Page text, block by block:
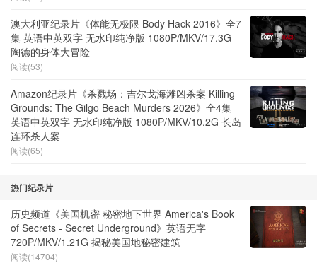
澳大利亚纪录片《体能无极限 Body Hack 2016》全7
集 英语中英双字 无水印纯净版 1080P/MKV/17.3G
陶德的身体大冒险
阅读(53)
Amazon纪录片《杀戮场：吉尔戈海滩凶杀案 Killing
Grounds: The Gilgo Beach Murders 2026》全4集
英语中英双字 无水印纯净版 1080P/MKV/10.2G 长岛
连环杀人案
阅读(65)
热门纪录片
历史频道《美国机密 秘密地下世界 America's Book
of Secrets - Secret Underground》英语无字
720P/MKV/1.21G 揭秘美国地秘密建筑
阅读(14704)